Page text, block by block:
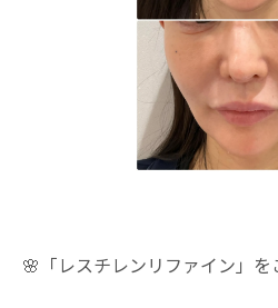
🌸「レスチレンリファイン」